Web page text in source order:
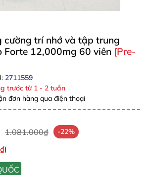
cường trí nhớ và tập trung
Forte 12,000mg 60 viên [Pre-
2711559
trước từ 1 - 2 tuần
đơn hàng qua điện thoại
1.081.000₫ -22%
)